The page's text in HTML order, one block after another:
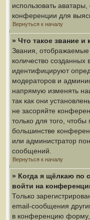
использовать
конференции для
Вернуться к началу
» Что такое звание и
Звания,
количество
идентифицируют
модераторов и
напрямую изменять
так как они
не засоряйте
только для того,
большинстве
или администратор
сообщений.
Вернуться к началу
» Когда я щёлкаю по
войти на
Только
email-сообщения
в конференцию форму,